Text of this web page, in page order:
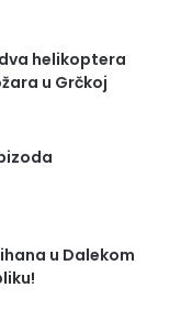
helikoptera
u Grčkoj
u Dalekom